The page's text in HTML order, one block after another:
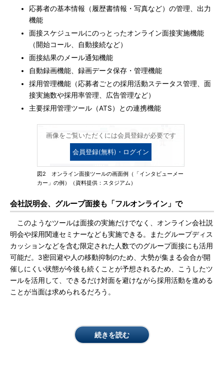
応募者の基本情報（履歴書情報・写真など）の管理、出力
機能
面接スケジュールにのっとったオンライン面接実施機能
（開始コール、自動接続など）
面接結果のメール通知機能
自動録画機能、録画データ保存・管理機能
採用管理機能（応募者ごとの採用活動ステータス管理、面
接実施数や採用率管理、広告管理など）
主要採用管理ツール（ATS）との連携機能
画像をご覧いただくには会員登録が必要です
会員登録(無料)・ログイン
図2 オンライン面接ツールの画面例（「インタビューメー
カー」の例）（資料提供：スタジアム）
会社説明会、グループ面接も「フルオンライン」で
このようなツールは面接の実施だけでなく、オンライン会社説
明会や採用関連セミナーなども実施できる。またグループディス
カッションなどを含む限定された人数でのグループ面接にも活用
可能だ。3密回避や人の移動抑制のため、大勢が集まる会合が開
催しにくい状態が今後も続くことが予想されるため、こうしたツ
ールを活用して、できるだけ対面を避けながら採用活動を進める
ことが当面は求められるだろう。
続きを読む